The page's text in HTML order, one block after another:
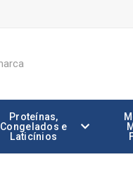
Proteínas,
Congelados e
Laticínios